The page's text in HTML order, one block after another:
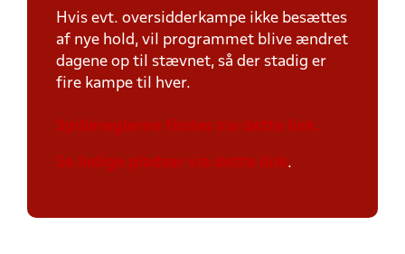
Hvis evt. oversidderkampe ikke besættes
af nye hold, vil programmet blive ændret
dagene op til stævnet, så der stadig er
fire kampe til hver.
Spillereglerne findes via dette link.
Se ledige pladser via dette link.